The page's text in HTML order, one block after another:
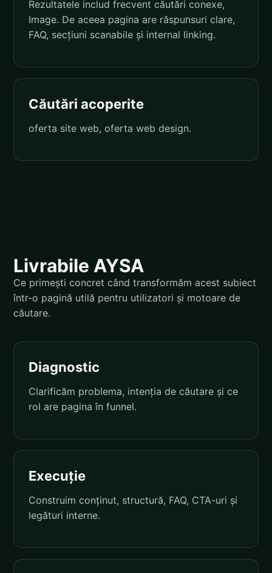
Rezultatele includ frecvent căutări conexe,
Image. De aceea pagina are răspunsuri clare,
FAQ, secțiuni scanabile și internal linking.
Căutări acoperite
oferta site web, oferta web design.
Livrabile AYSA
Ce primești concret când transformăm acest subiect
într-o pagină utilă pentru utilizatori și motoare de
căutare.
Diagnostic
Clarificăm problema, intenția de căutare și ce
rol are pagina în funnel.
Execuție
Construim conținut, structură, FAQ, CTA-uri și
legături interne.